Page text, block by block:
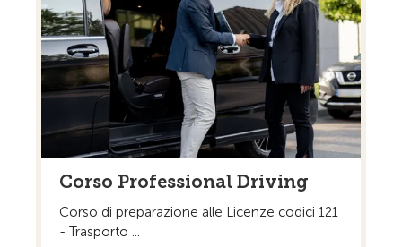
Corso Professional Driving
Corso di preparazione alle Licenze codici 121
- Trasporto ...